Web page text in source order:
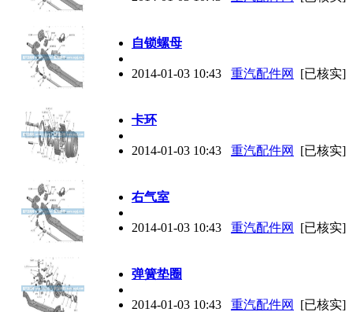
自锁螺母
2014-01-03 10:43 重汽配件网 [已核实]
卡环
2014-01-03 10:43 重汽配件网 [已核实]
右气室
2014-01-03 10:43 重汽配件网 [已核实]
弹簧垫圈
2014-01-03 10:43 重汽配件网 [已核实]